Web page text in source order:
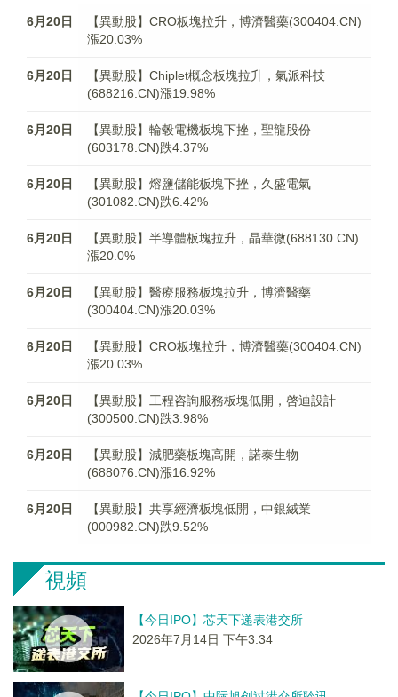
6月20日
【異動股】CRO板塊拉升，博濟醫藥(300404.CN)
漲20.03%
6月20日
【異動股】Chiplet概念板塊拉升，氣派科技
(688216.CN)漲19.98%
6月20日
【異動股】輪毂電機板塊下挫，聖龍股份
(603178.CN)跌4.37%
6月20日
【異動股】熔鹽儲能板塊下挫，久盛電氣
(301082.CN)跌6.42%
6月20日
【異動股】半導體板塊拉升，晶華微(688130.CN)
漲20.0%
6月20日
【異動股】醫療服務板塊拉升，博濟醫藥
(300404.CN)漲20.03%
6月20日
【異動股】CRO板塊拉升，博濟醫藥(300404.CN)
漲20.03%
6月20日
【異動股】工程咨詢服務板塊低開，啓迪設計
(300500.CN)跌3.98%
6月20日
【異動股】減肥藥板塊高開，諾泰生物
(688076.CN)漲16.92%
6月20日
【異動股】共享經濟板塊低開，中銀絨業
(000982.CN)跌9.52%
視頻
【今日IPO】芯天下递表港交所
2026年7月14日 下午3:34